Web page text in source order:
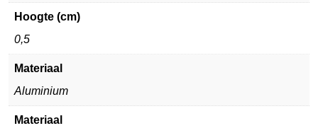
Hoogte (cm)
0,5
Materiaal
Aluminium
Materiaal